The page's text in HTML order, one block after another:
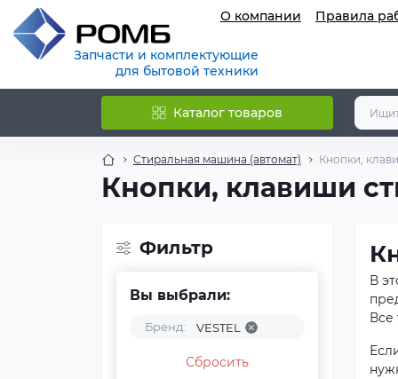
Запчасти и комплектующие
для бытовой техники
О компании Правила
Каталог товаров
Стиральная машина (автомат) Кнопки,
Кнопки, клавиши
Фильтр
Вы выбрали:
Бренд: VESTEL
Сбросить
В
Все